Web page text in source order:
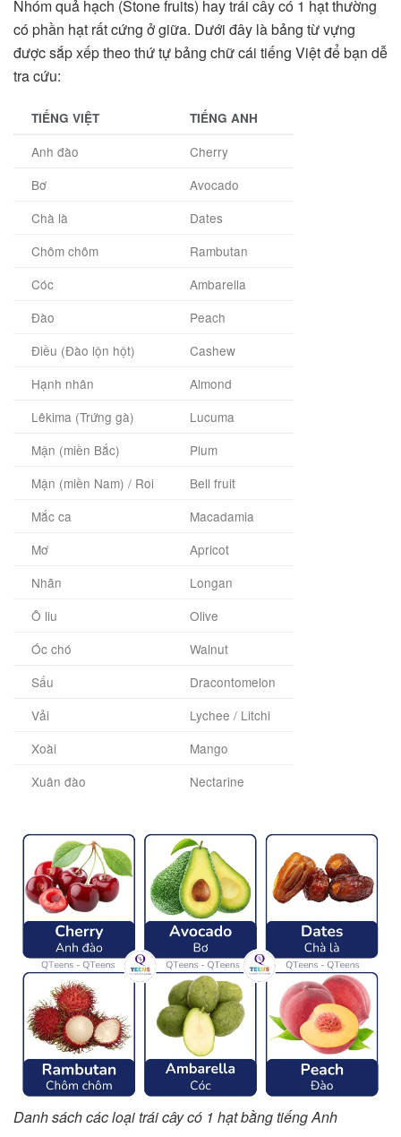
Nhóm quả hạch (Stone fruits) hay trái cây có 1 hạt thường
có phần hạt rất cứng ở giữa. Dưới đây là bảng từ vựng
được sắp xếp theo thứ tự bảng chữ cái tiếng Việt để bạn dễ
tra cứu:
TIẾNG VIỆT TIẾNG ANH
Anh đào
Cherry
Bơ
Avocado
Chà là
Dates
Chôm chôm
Rambutan
Cóc
Ambarella
Đào
Peach
Điều (Đào lộn hột)
Cashew
Hạnh nhân
Almond
Lêkima (Trứng gà)
Lucuma
Mận (miền Bắc)
Plum
Mận (miền Nam) / Roi
Bell fruit
Mắc ca
Macadamia
Mơ
Apricot
Nhãn
Longan
Ô liu
Olive
Óc chó
Walnut
Sấu
Dracontomelon
Vải
Lychee / Litchi
Xoài
Mango
Xuân đào
Nectarine
Danh sách các loại trái cây có 1 hạt bằng tiếng Anh